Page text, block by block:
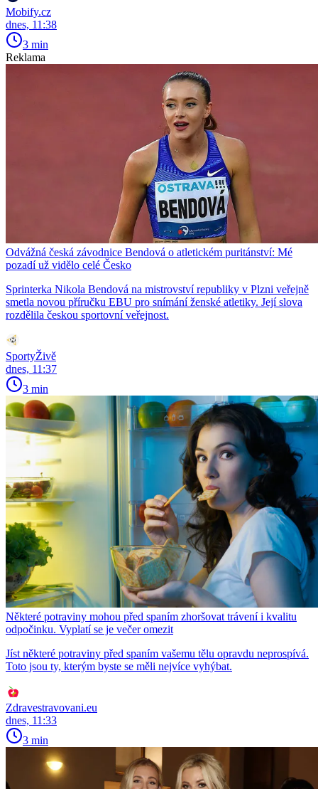
Mobify.cz
dnes, 11:38
3 min
Reklama
Odvážná česká závodnice Bendová o atletickém puritánství: Mé
pozadí už vidělo celé Česko
Sprinterka Nikola Bendová na mistrovství republiky v Plzni veřejně
smetla novou příručku EBU pro snímání ženské atletiky. Její slova
rozdělila českou sportovní veřejnost.
SportyŽivě
dnes, 11:37
3 min
Některé potraviny mohou před spaním zhoršovat trávení i kvalitu
odpočinku. Vyplatí se je večer omezit
Jíst některé potraviny před spaním vašemu tělu opravdu neprospívá.
Toto jsou ty, kterým byste se měli nejvíce vyhýbat.
Zdravestravovani.eu
dnes, 11:33
3 min